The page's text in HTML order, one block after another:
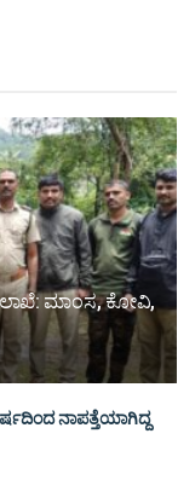
ಮಾಂಸ, ಕೋವಿ,
ನಾಪತ್ತೆಯಾಗಿದ್ದ